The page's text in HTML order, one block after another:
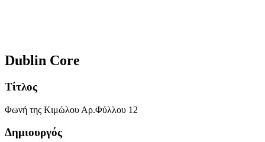
Dublin Core
Τίτλος
Φωνή της Κιμώλου Αρ.Φύλλου 12
Δημιουργός